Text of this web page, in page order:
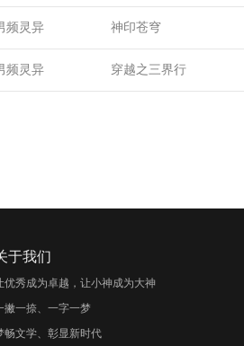
频灵异 神印苍穹
频灵异 穿越之三界行
于我们
优秀成为卓越，让小神成为大神
撇一捺、一字一梦
畅文学、彰显新时代